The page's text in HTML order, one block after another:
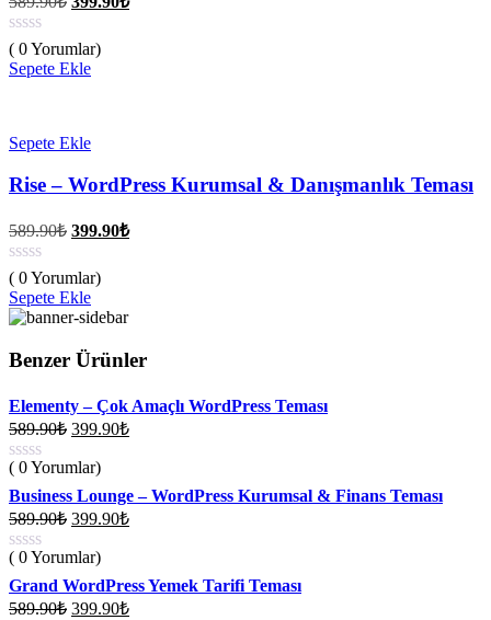
589.90₺.
( 0 Yorumlar)
Sepete Ekle
Sepete Ekle
Rise – WordPress Kurumsal & Danışmanlık Teması
589.90₺ Orijinal
589.90₺.
399.90₺Şu
( 0 Yorumlar)
Sepete Ekle
Benzer Ürünler
Elementy – Çok Amaçlı WordPress Teması
589.90₺ Orijinal
589.90₺.
399.90₺Şu
399.90₺.
( 0 Yorumlar)
Business Lounge – WordPress Kurumsal & Finans Teması
589.90₺ Orijinal
589.90₺.
399.90₺Şu
399.90₺.
( 0 Yorumlar)
Grand WordPress Yemek Tarifi Teması
589.90₺ Orijinal
399.90₺Şu